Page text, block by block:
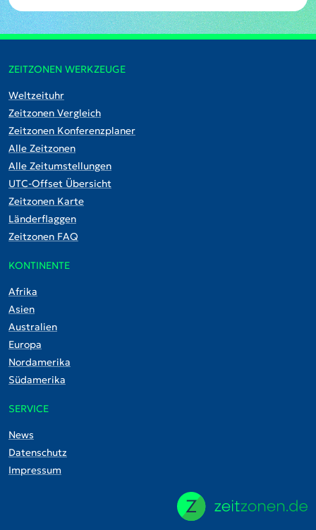
ZEITZONEN WERKZEUGE
Weltzeituhr
Zeitzonen Vergleich
Zeitzonen Konferenzplaner
Alle Zeitzonen
Alle Zeitumstellungen
UTC-Offset Übersicht
Zeitzonen Karte
Länderflaggen
Zeitzonen FAQ
KONTINENTE
Afrika
Asien
Australien
Europa
Nordamerika
Südamerika
SERVICE
News
Datenschutz
Impressum